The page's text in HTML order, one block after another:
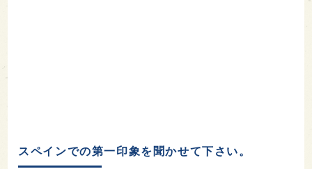
スペインでの第一印象を聞かせて下さい。